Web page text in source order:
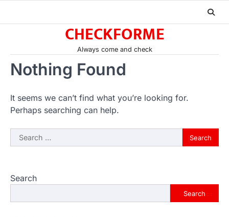
CHECKFORME
Always come and check
Nothing Found
It seems we can’t find what you’re looking for.
Perhaps searching can help.
Search
for:
Search
Search